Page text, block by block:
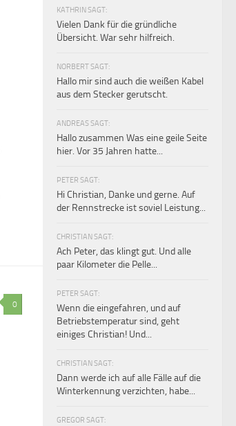
0
KATHRIN SAGT:
Vielen Dank für die gründliche
Übersicht. War sehr hilfreich.
NORBERT SAGT:
Hallo mir sind auch die weißen Kabel
aus dem Stecker gerutscht.
ANDREAS SAGT:
Hallo zusammen Was eine geile Seite
hier. Vor 35 Jahren hatte...
PETER SAGT:
Hi Christian, Danke und gerne. Auf
der Rennstrecke ist soviel Leistung...
CHRISTIAN SAGT:
Ach Peter, das klingt gut. Und alle
paar Kilometer die Pelle...
PETER SAGT:
Wenn die eingefahren, und auf
Betriebstemperatur sind, geht
einiges Christian! Und...
CHRISTIAN SAGT:
Dann werde ich auf alle Fälle auf die
Winterkennung verzichten, habe...
GREGOR SAGT: